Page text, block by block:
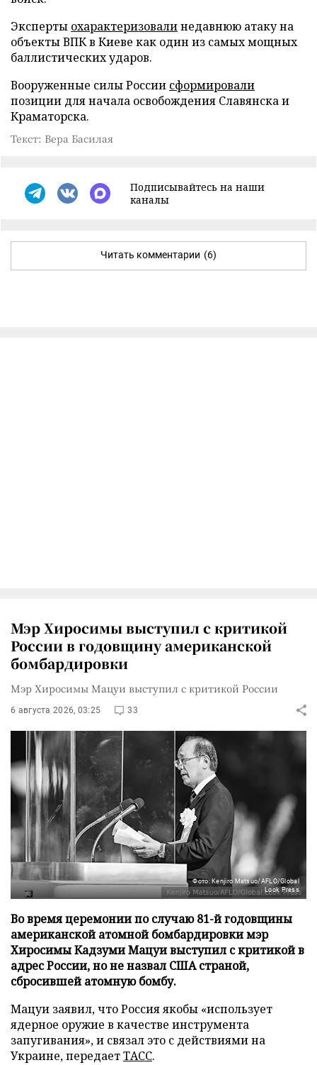
Эксперты охарактеризовалинедавнюю атаку на
объекты ВПК в Киеве как один из самых мощных
баллистических ударов.
Вооруженные силы России сформировали
позиции для начала освобождения Славянска и
Краматорска.
Текст: Вера Басилая
Подписывайтесь на наши
каналы
Читать комментарии (6)
Мэр Хиросимы выступил с критикой
России в годовщину американской
бомбардировки
Мэр Хиросимы Мацуи выступил с критикой России
6 августа 2026, 03:25 33
Фото: Kenjiro Matsuo/AFLO/Global
Look Press
Во время церемонии по случаю 81-й годовщины
американской атомной бомбардировки мэр
Хиросимы Кадзуми Мацуи выступил с критикой в
адрес России, но не назвал США страной,
сбросившей атомную бомбу.
Мацуи заявил, что Россия якобы «использует
ядерное оружие в качестве инструмента
запугивания», и связал это с действиями на
Украине, передаетТАСС.